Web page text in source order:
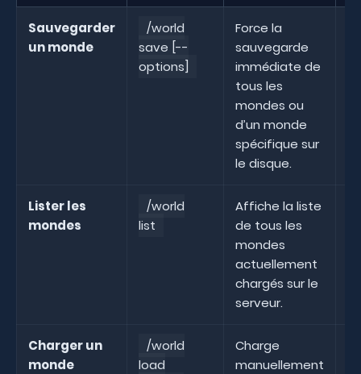
Sauvegarder
un monde
/world
save [--
options]
Force la
sauvegarde
immédiate de
tous les
mondes ou
d’un monde
spécifique sur
le disque.
Lister les
mondes
/world
list
Affiche la liste
de tous les
mondes
actuellement
chargés sur le
serveur.
Charger un
monde
/world
load
Charge
manuellement